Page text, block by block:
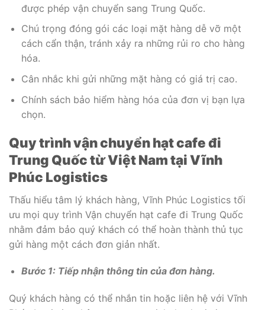
được phép vận chuyển sang Trung Quốc.
Chú trọng đóng gói các loại mặt hàng dễ vỡ một
cách cẩn thận, tránh xảy ra những rủi ro cho hàng
hóa.
Cân nhắc khi gửi những mặt hàng có giá trị cao.
Chính sách bảo hiểm hàng hóa của đơn vị bạn lựa
chọn.
Quy trình vận chuyển hạt cafe đi
Trung Quốc từ Việt Nam tại Vĩnh
Phúc Logistics
Thấu hiểu tâm lý khách hàng, Vĩnh Phúc Logistics tối
ưu mọi quy trình Vận chuyển hạt cafe đi Trung Quốc
nhằm đảm bảo quý khách có thể hoàn thành thủ tục
gửi hàng một cách đơn giản nhất.
Bước 1: Tiếp nhận thông tin của đơn hàng.
Quý khách hàng có thể nhắn tin hoặc liên hệ với Vĩnh